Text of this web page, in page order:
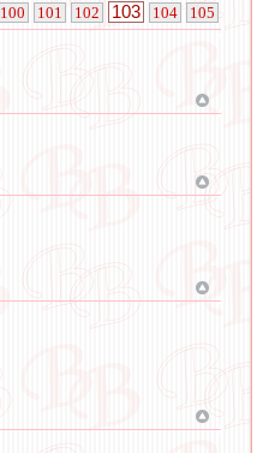
100 101 102 103 104 105